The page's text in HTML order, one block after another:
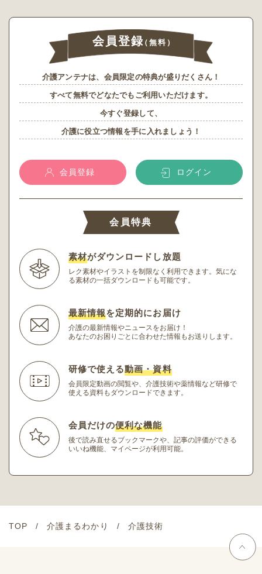
会員登録（無料）
介護アンテナは、会員限定の特典が盛りだくさん！
すべて無料でどなたでもご利用いただけます。
今すぐ登録して、
介護に役立つ情報を手に入れましょう！
会員登録 ログイン
会員特典
素材がダウンロードし放題
レク素材やイラストを制限なく利用できます。 気にな
る素材の一括ダウンロードも可能です。
最新情報を定期的にお届け
介護の最新情報やニュースをお届け！
あなたのお困りごとに合わせた情報もお送りします。
研修で使える動画・資料
会員限定動画の閲覧や、介護技術や薬情報など研修で
使える資料もダウンロードできます。
会員だけの便利な機能
後で読み直せるブックマークや、記事の評価ができる
いいね機能、マイページが利用可能。
TOP 介護まるわかり 介護技術